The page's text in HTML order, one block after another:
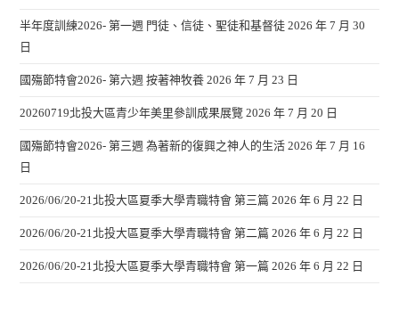
半年度訓練2026- 第一週 門徒、信徒、聖徒和基督徒 2026 年 7 月 30
日
國殤節特會2026- 第六週 按著神牧養 2026 年 7 月 23 日
20260719北投大區青少年美里參訓成果展覽 2026 年 7 月 20 日
國殤節特會2026- 第三週 為著新的復興之神人的生活 2026 年 7 月 16
日
2026/06/20-21北投大區夏季大學青職特會 第三篇 2026 年 6 月 22 日
2026/06/20-21北投大區夏季大學青職特會 第二篇 2026 年 6 月 22 日
2026/06/20-21北投大區夏季大學青職特會 第一篇 2026 年 6 月 22 日